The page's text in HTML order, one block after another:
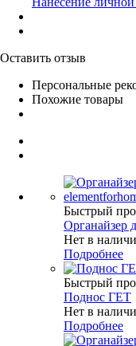
Оставить отзыв
Персональные
Похожие товары
Быстрый
Органайзер
Нет в
Подробнее
Быстрый
Поднос ГЕТ
Нет в
Подробнее